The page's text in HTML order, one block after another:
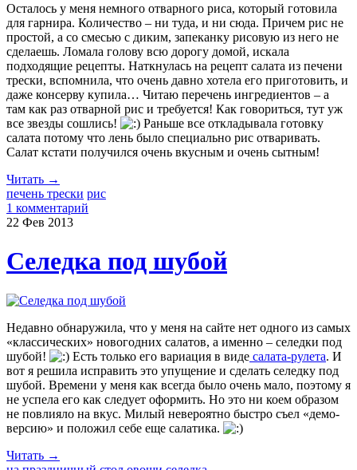
Осталось у меня немного отварного риса, который готовила
для гарнира. Количество – ни туда, и ни сюда. Причем рис не
простой, а со смесью с диким, запеканку рисовую из него не
сделаешь. Ломала голову всю дорогу домой, искала
подходящие рецепты. Наткнулась на рецепт салата из печени
трески, вспомнила, что очень давно хотела его приготовить, и
даже консерву купила… Читаю перечень ингредиентов – а
там как раз отварной рис и требуется! Как говориться, тут уж
все звезды сошлись!
Раньше все откладывала готовку
салата потому что лень было специально рис отваривать.
Салат кстати получился очень вкусным и очень сытным!
Читать →
печень трески рис
1 комментарий
22 Фев 2013
Селедка под шубой
Недавно обнаружила, что у меня на сайте нет одного из самых
«классических» новогодних салатов, а именно – селедки под
шубой!
Есть только его вариация в виде салата-рулета. И
вот я решила исправить это упущение и сделать селедку под
шубой. Времени у меня как всегда было очень мало, поэтому я
не успела его как следует оформить. Но это ни коем образом
не повлияло на вкус. Милый невероятно быстро съел «демо-
версию» и положил себе еще салатика.
Читать →